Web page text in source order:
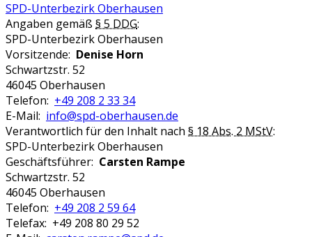
SPD-Unterbezirk Oberhausen
Angaben gemäß § 5 DDG:
SPD-Unterbezirk Oberhausen
Vorsitzende: Denise Horn
Schwartzstr. 52
46045 Oberhausen
Telefon: +49 208 2 33 34
E-Mail: info@spd-oberhausen.de
Verantwortlich für den Inhalt nach § 18 Abs. 2 MStV:
SPD-Unterbezirk Oberhausen
Geschäftsführer: Carsten Rampe
Schwartzstr. 52
46045 Oberhausen
Telefon: +49 208 2 59 64
Telefax: +49 208 80 29 52